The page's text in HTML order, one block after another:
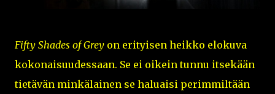
Fifty Shades of Grey on erityisen heikko elokuva
kokonaisuudessaan. Se ei oikein tunnu itsekään
tietävän minkälainen se haluaisi perimmiltään